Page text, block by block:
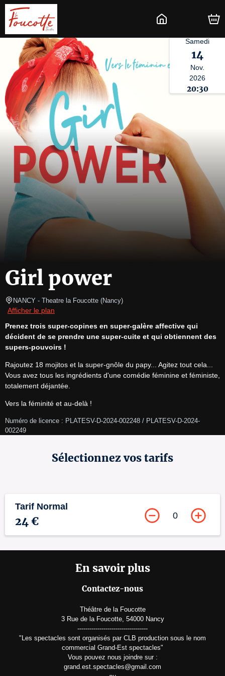
Samedi
14
Nov.
2026
20:30
Girl power
NANCY - Theatre la Foucotte (Nancy)
Afficher le plan
Prenez trois super-copines en super-galère affective qui
décident de se prendre une super-cuite et qui obtiennent des
supers-pouvoirs !
Rajoutez 18 mojitos et la super-gnôle du papy... Agitez tout cela...
Vous avez tous les ingrédients d'une comédie féminine et féministe,
totalement déjantée.
Vers la féminité et au-delà !
Numéro de licence : PLATESV-D-2024-002248 / PLATESV-D-2024-
002249
Sélectionnez vos tarifs
Tarif Normal
24 € 0
En savoir plus
Contactez-nous
Théâtre de la Foucotte
3 Rue de la Foucotte, 54000 Nancy
-----------------------------------
"Les spectacles sont organisés par CLB production sous le nom
commercial Grand-Est spectacles"
Vous pouvez nous joindre sur :
grand.est.spectacles@gmail.com